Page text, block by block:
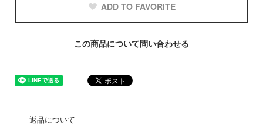
ADD TO FAVORITE
この商品について問い合わせる
返品について